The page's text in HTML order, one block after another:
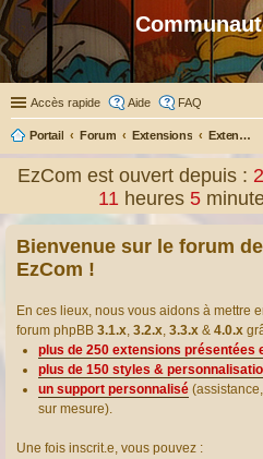
Accès rapide Aide FAQ
Portail Forum Extensions Extensions présentées & traduites
EzCom est ouvert depuis :
11 heures5
Bienvenue sur le forum
EzCom !
En ces lieux, nous vous aidons à mettre
forum phpBB 3.1.x, 3.2.x, 3.3.x & 4.0.x
plus de 250 extensions présentées
plus de 150 styles &
un support personnalisé
sur mesure).
Une fois inscrit.e, vous pouvez :